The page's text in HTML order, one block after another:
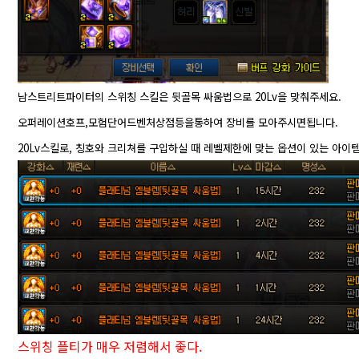
남스트리트파이터의 스위칭 스킬은 뒷골목 싸움법으로 20Lv을 맞춰주세요.
오퍼레이션호프,모험단어드벤처상점등을통하여 장비를 모아주시면됩니다.
20Lv스킬로, 칭호와 크리쳐를 구입하실 때 레벨제한에 맞는 옵션이 있는 아이
스위칭 플티가 매우 저렴해서 좋다.